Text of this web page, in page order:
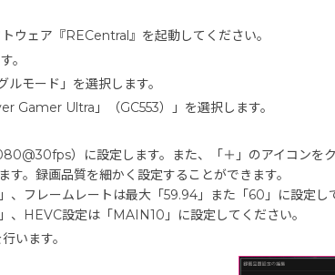
ウェア『RECentral』を起動してください。
。
モード」を選択します。
Gamer Ultra」（GC553）」を選択します。
）に設定します。また、「＋」のアイコンをク
。録画品質を細かく設定することができます。
フレームレートは最大「59.94」また「60」に設定し
、HEVC設定は「MAIN10」に設定してください。
います。